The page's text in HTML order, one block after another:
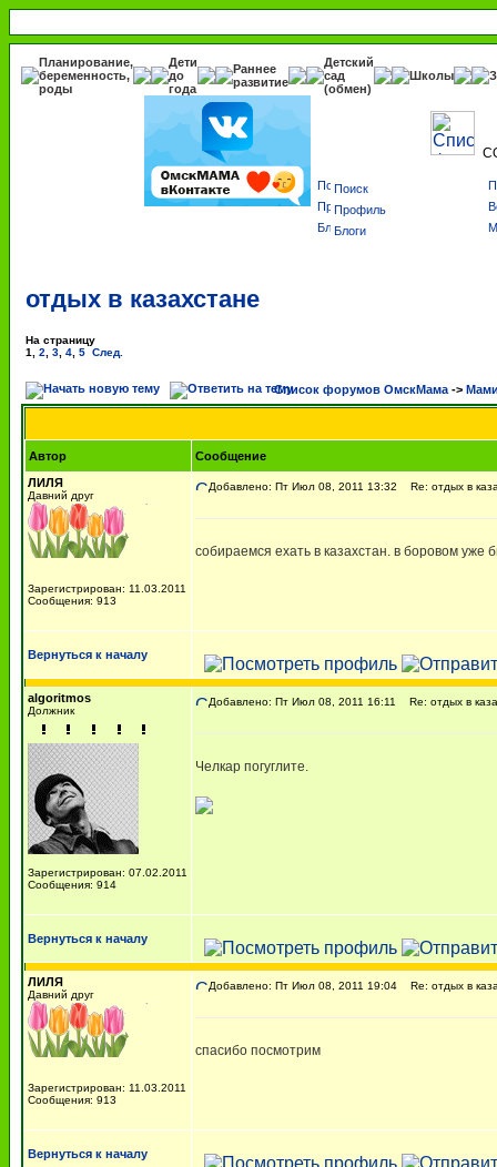
Планирование,
беременность,
роды
Дети
до
года
Раннее
развитие
Детский
сад
(обмен)
Школы
Поиск
Профиль
Блоги
отдых в казахстане
На страницу
1
2 3 4 5 След.
Список форумов ОмскМама ->
Автор
Сообщение
ЛИЛЯ
Давний друг
Зарегистрирован: 11.03.2011
Сообщения: 913
Добавлено: Пт Июл 08, 2011 13:32 Re: отдых в
собираемся ехать в казахстан. в боровом уже
Вернуться к началу
algoritmos
Должник
Зарегистрирован: 07.02.2011
Сообщения: 914
Добавлено: Пт Июл 08, 2011 16:11 Re: отдых в
Челкар погуглите.
Вернуться к началу
ЛИЛЯ
Давний друг
Зарегистрирован: 11.03.2011
Сообщения: 913
Добавлено: Пт Июл 08, 2011 19:04 Re: отдых в
спасибо посмотрим
Вернуться к началу